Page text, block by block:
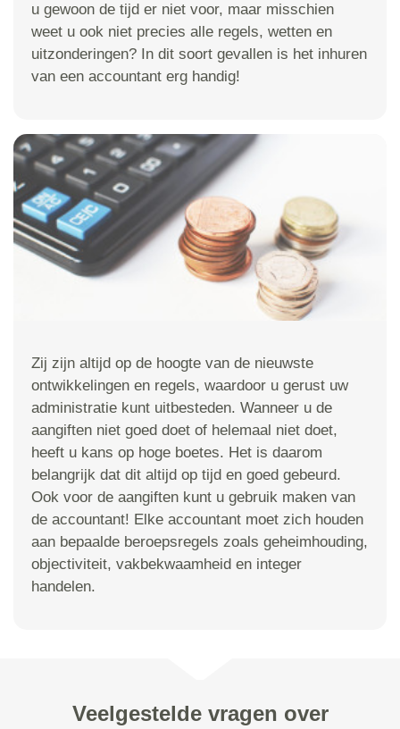
u gewoon de tijd er niet voor, maar misschien
weet u ook niet precies alle regels, wetten en
uitzonderingen? In dit soort gevallen is het inhuren
van een accountant erg handig!
Zij zijn altijd op de hoogte van de nieuwste
ontwikkelingen en regels, waardoor u gerust uw
administratie kunt uitbesteden. Wanneer u de
aangiften niet goed doet of helemaal niet doet,
heeft u kans op hoge boetes. Het is daarom
belangrijk dat dit altijd op tijd en goed gebeurd.
Ook voor de aangiften kunt u gebruik maken van
de accountant! Elke accountant moet zich houden
aan bepaalde beroepsregels zoals geheimhouding,
objectiviteit, vakbekwaamheid en integer
handelen.
Veelgestelde vragen over